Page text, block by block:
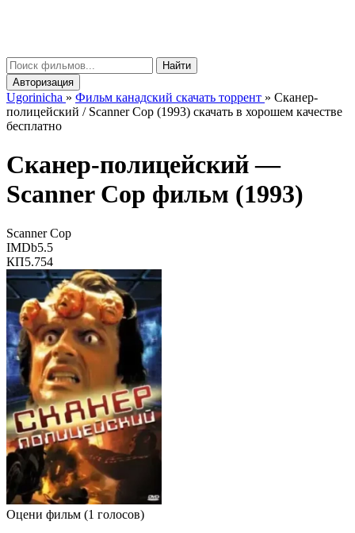
Найти
Авторизация
Ugorinicha » Фильм канадский скачать торрент » Сканер-
полицейский / Scanner Cop (1993) скачать в хорошем качестве
бесплатно
Сканер-полицейский —
Scanner Cop фильм (1993)
Scanner Cop
IMDb5.5
КП5.754
Оцени фильм (1 голосов)